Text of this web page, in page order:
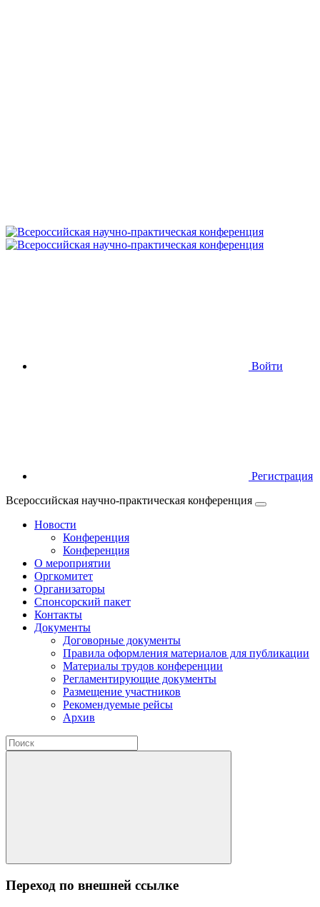
Войти
Регистрация
Всероссийская научно-практическая конференция
Новости
Конференция
Конференция
О мероприятии
Оргкомитет
Организаторы
Спонсорский пакет
Контакты
Документы
Договорные документы
Правила оформления материалов для публикации
Материалы трудов конференции
Регламентирующие документы
Размещение участников
Рекомендуемые рейсы
Архив
Переход по внешней ссылке